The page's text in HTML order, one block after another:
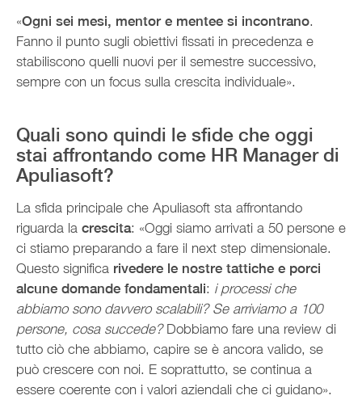
«Ogni sei mesi, mentor e mentee si incontrano.
Fanno il punto sugli obiettivi fissati in precedenza e
stabiliscono quelli nuovi per il semestre successivo,
sempre con un focus sulla crescita individuale».
Quali sono quindi le sfide che oggi
stai affrontando come HR Manager di
Apuliasoft?
La sfida principale che Apuliasoft sta affrontando
riguarda la crescita: «Oggi siamo arrivati a 50 persone e
ci stiamo preparando a fare il next step dimensionale.
Questo significa rivedere le nostre tattiche e porci
alcune domande fondamentali: i processi che
abbiamo sono davvero scalabili? Se arriviamo a 100
persone, cosa succede? Dobbiamo fare una review di
tutto ciò che abbiamo, capire se è ancora valido, se
può crescere con noi. E soprattutto, se continua a
essere coerente con i valori aziendali che ci guidano».